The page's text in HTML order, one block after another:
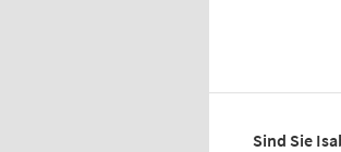
Sind Sie